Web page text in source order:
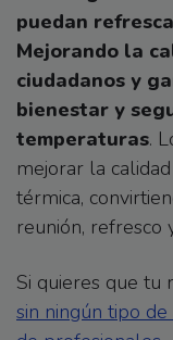
puedan
Mejorando la
ciudadanos y
bienestar y
temperaturas.
mejorar la
térmica,
reunión, refresco
Si quieres que tu
sin ningún tipo